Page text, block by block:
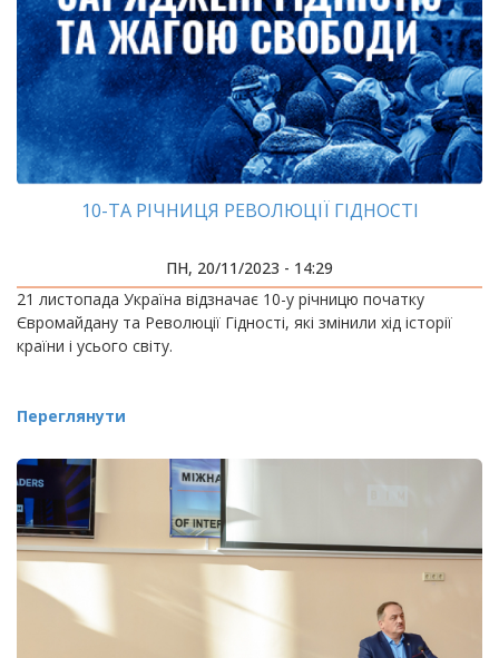
10-ТА РІЧНИЦЯ РЕВОЛЮЦІЇ ГІДНОСТІ
ПН, 20/11/2023 - 14:29
21 листопада Україна відзначає 10-у річницю початку
Євромайдану та Революції Гідності, які змінили хід історії
країни і усього світу.
Переглянути